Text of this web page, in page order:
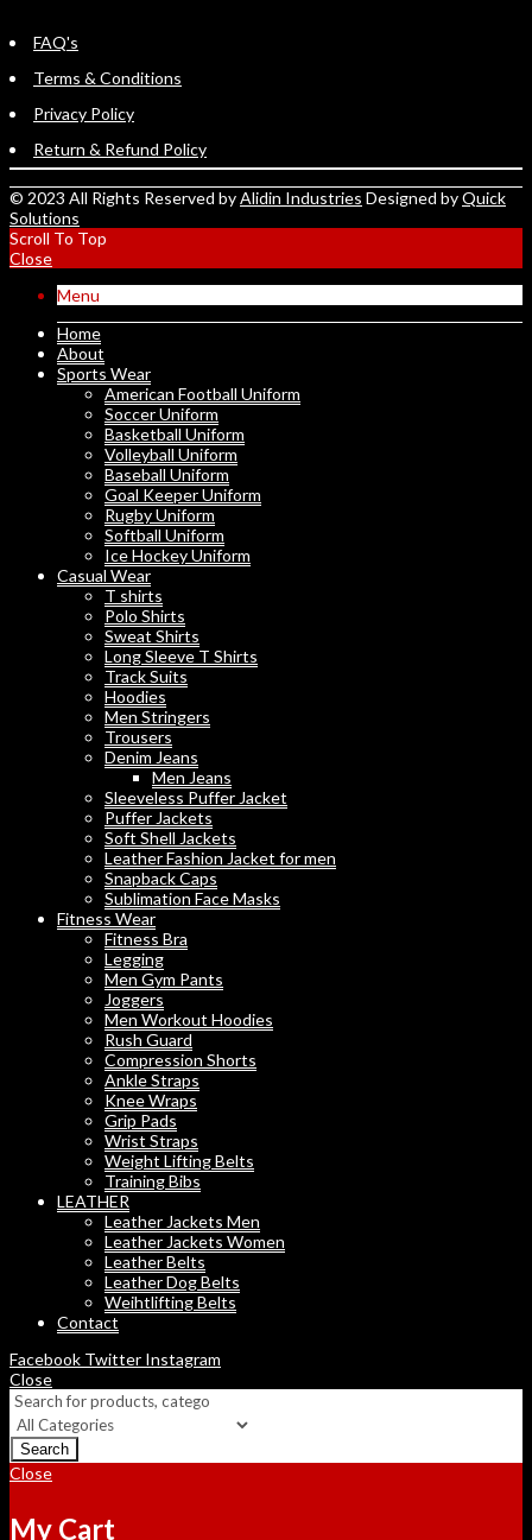
FAQ's
Terms & Conditions
Privacy Policy
Return & Refund Policy
© 2023 All Rights Reserved byAlidin Industries Designed byQuick
Solutions
Scroll To Top
Close
Menu
Home
About
Sports Wear
American Football Uniform
Soccer Uniform
Basketball Uniform
Volleyball Uniform
Baseball Uniform
Goal Keeper Uniform
Rugby Uniform
Softball Uniform
Ice Hockey Uniform
Casual Wear
T shirts
Polo Shirts
Sweat Shirts
Long Sleeve T Shirts
Track Suits
Hoodies
Men Stringers
Trousers
Denim Jeans
Men Jeans
Sleeveless Puffer Jacket
Puffer Jackets
Soft Shell Jackets
Leather Fashion Jacket for men
Snapback Caps
Sublimation Face Masks
Fitness Wear
Fitness Bra
Legging
Men Gym Pants
Joggers
Men Workout Hoodies
Rush Guard
Compression Shorts
Ankle Straps
Knee Wraps
Grip Pads
Wrist Straps
Weight Lifting Belts
Training Bibs
LEATHER
Leather Jackets Men
Leather Jackets Women
Leather Belts
Leather Dog Belts
Weihtlifting Belts
Contact
Facebook Twitter Instagram
Close
Search
Close
My Cart